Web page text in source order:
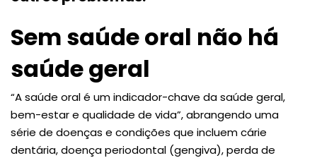
Sem saúde oral não há
saúde geral
“A saúde oral é um indicador-chave da saúde geral,
bem-estar e qualidade de vida”, abrangendo uma
série de doenças e condições que incluem cárie
dentária, doença periodontal (gengiva), perda de